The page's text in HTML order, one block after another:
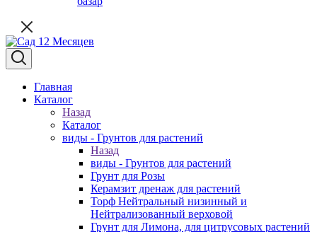
Главная
Каталог
Назад
Каталог
виды - Грунтов для растений
Назад
виды - Грунтов для растений
Грунт для Розы
Керамзит дренаж для растений
Торф Нейтральный низинный и
Нейтрализованный верховой
Грунт для Лимона, для цитрусовых растений